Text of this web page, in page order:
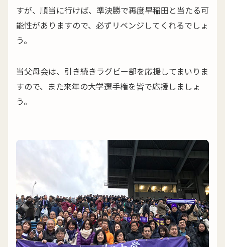
すが、順当に行けば、準決勝で再度早稲田と当たる可
能性がありますので、必ずリベンジしてくれるでしょ
う。
当父母会は、引き続きラグビー部を応援してまいりま
すので、また来年の大学選手権を皆で応援しましょ
う。